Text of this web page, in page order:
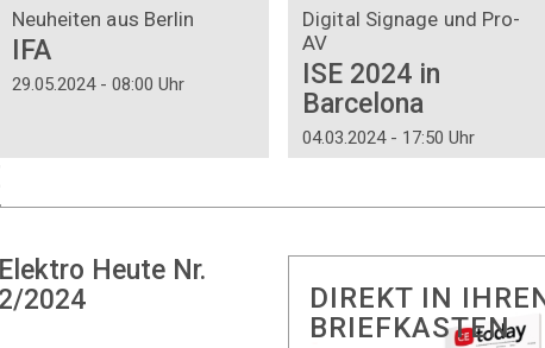
Neuheiten aus Berlin
IFA
29.05.2024 - 08:00 Uhr
Digital Signage und Pro-
AV
ISE 2024 in
Barcelona
04.03.2024 - 17:50 Uhr
Elektro Heute Nr.
2/2024
DIREKT IN
BRIEFKASTEN